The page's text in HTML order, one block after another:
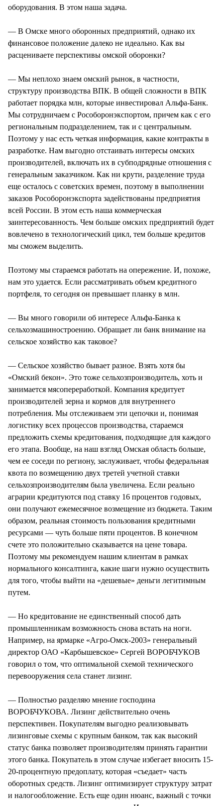
оборудования. В этом наша задача.
— В Омске много оборонных предприятий, однако их
финансовое положение далеко не идеально. Как вы
расцениваете перспективы омской оборонки?
— Мы неплохо знаем омский рынок, в частности,
структуру производства ВПК. В общей сложности в ВПК
работает порядка млн, которые инвестировал Альфа-Банк.
Мы сотрудничаем с Рособоронэкспортом, причем как с его
региональным подразделением, так и с центральным.
Поэтому у нас есть четкая информация, какие контракты в
разработке. Нам выгодно отстаивать интересы омских
производителей, включать их в субподрядные отношения с
генеральным заказчиком. Как ни крути, разделение труда
еще осталось с советских времен, поэтому в выполнении
заказов Рособоронэкспорта задействованы предприятия
всей России. В этом есть наша коммерческая
заинтересованность. Чем больше омских предприятий будет
вовлечено в технологический цикл, тем больше кредитов
мы сможем выделить.
Поэтому мы стараемся работать на опережение. И, похоже,
нам это удается. Если рассматривать объем кредитного
портфеля, то сегодня он превышает планку в млн.
— Вы много говорили об интересе Альфа-Банка к
сельхозмашиностроению. Обращает ли банк внимание на
сельское хозяйство как таковое?
— Сельское хозяйство бывает разное. Взять хотя бы
«Омский бекон». Это тоже сельхозпроизводитель, хоть и
занимается мясопереработкой. Компания кредитует
производителей зерна и кормов для внутреннего
потребления. Мы отслеживаем эти цепочки и, понимая
логистику всех процессов производства, стараемся
предложить схемы кредитования, подходящие для каждого
его этапа. Вообще, на наш взгляд Омская область больше,
чем ее соседи по региону, заслуживает, чтобы федеральная
квота по возмещению двух третей учетной ставки
сельхозпроизводителям была увеличена. Если реально
аграрии кредитуются под ставку 16 процентов годовых,
они получают ежемесячное возмещение из бюджета. Таким
образом, реальная стоимость пользования кредитными
ресурсами — чуть больше пяти процентов. В конечном
счете это положительно сказывается на цене товара.
Поэтому мы рекомендуем нашим клиентам в рамках
нормального консалтинга, какие шаги нужно осуществить
для того, чтобы выйти на «дешевые» деньги легитимным
путем.
— Но кредитование не единственный способ дать
промышленникам возможность снова встать на ноги.
Например, на ярмарке «Агро-Омск-2003» генеральный
директор ОАО «Карбышевское» Сергей ВОРОБЧУКОВ
говорил о том, что оптимальной схемой технического
перевооружения села станет лизинг.
— Полностью разделяю мнение господина
ВОРОБЧУКОВА. Лизинг действительно очень
перспективен. Покупателям выгодно реализовывать
лизинговые схемы с крупным банком, так как высокий
статус банка позволяет производителям принять гарантии
этого банка. Покупатель в этом случае избегает вносить 15-
20-процентную предоплату, которая «съедает» часть
оборотных средств. Лизинг оптимизирует структуру затрат
и налогообложение. Есть еще один нюанс, важный с точки